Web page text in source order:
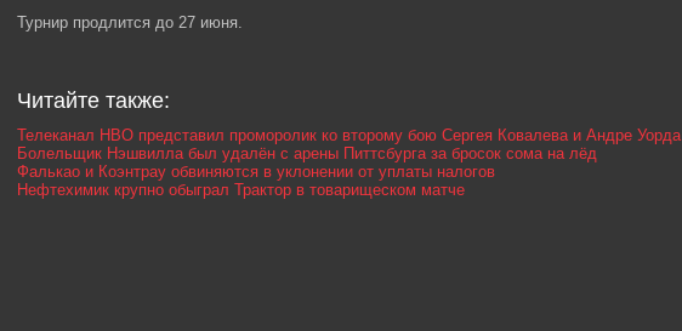
Турнир продлится до 27 июня.
Читайте также:
Телеканал HBO представил проморолик ко второму бою Сергея Ковалева и Андре Уорда
Болельщик Нэшвилла был удалён с арены Питтсбурга за бросок сома на лёд
Фалькао и Коэнтрау обвиняются в уклонении от уплаты налогов
Нефтехимик крупно обыграл Трактор в товарищеском матче